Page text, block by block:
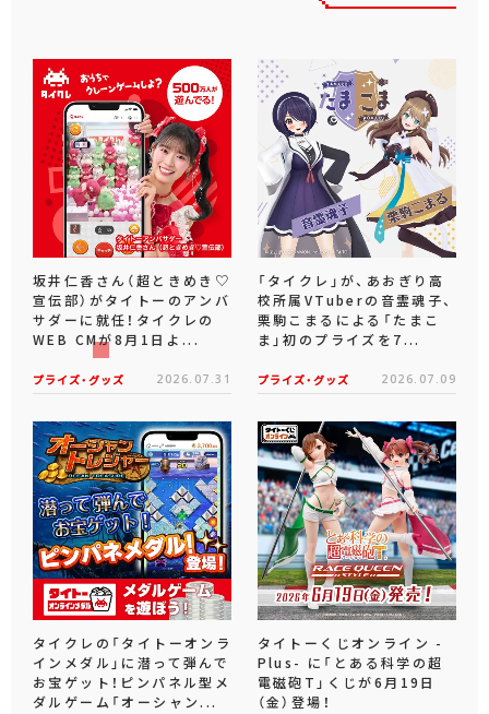
坂井仁香さん（超ときめき♡
宣伝部）がタイトーのアンバ
サダーに就任！タイクレの
WEB CMが8月1日よ...
プライズ・グッズ 2026.07.31
「タイクレ」が、あおぎり高
校所属VTuberの音霊魂子、
栗駒こまるによる「たまこ
ま」初のプライズを7...
プライズ・グッズ 2026.07.09
タイクレの「タイトーオンラ
インメダル」に潜って弾んで
お宝ゲット！ピンパネル型メ
ダルゲーム「オーシャン...
タイトーくじオンライン -
Plus- に「とある科学の超
電磁砲T」くじが6月19日
（金）登場！